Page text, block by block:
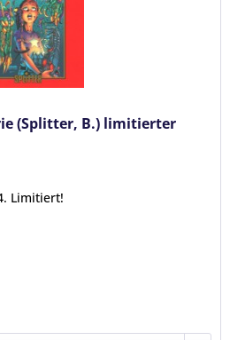
(Splitter, B.) limitierter
Limitiert!